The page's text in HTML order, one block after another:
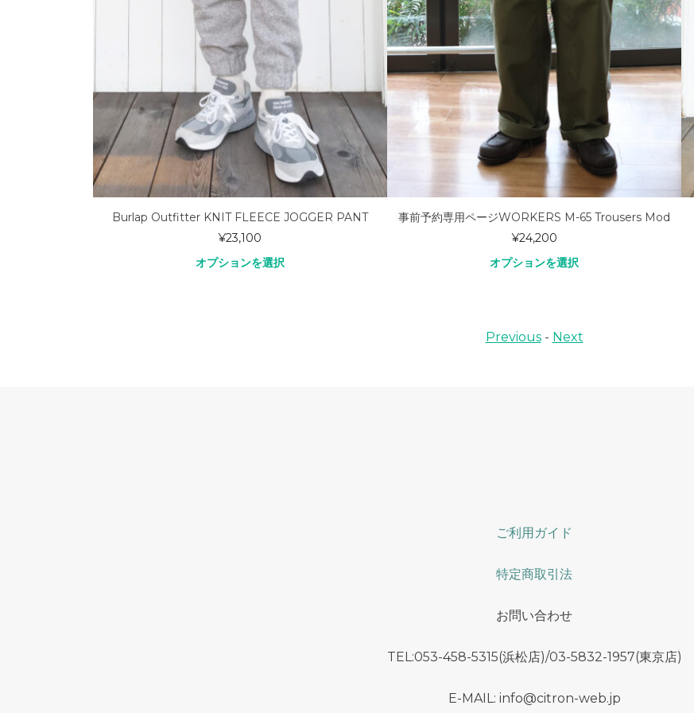
Burlap Outfitter KNIT FLEECE JOGGER PANT
¥23,100
オプションを選択
事前予約専用ページWORKERS M-65 Trousers Mod
¥24,200
オプションを選択
Previous- Next
ご利用ガイド
特定商取引法
お問い合わせ
TEL:053-458-5315(浜松店)/03-5832-1957(東京店)
E-MAIL: info@citron-web.jp